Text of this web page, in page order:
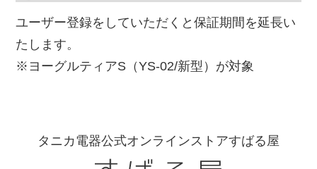
ユーザー登録をしていただくと保証期間を延長い
たします。
※ヨーグルティアS（YS-02/新型）が対象
タニカ電器公式オンラインストアすばる屋